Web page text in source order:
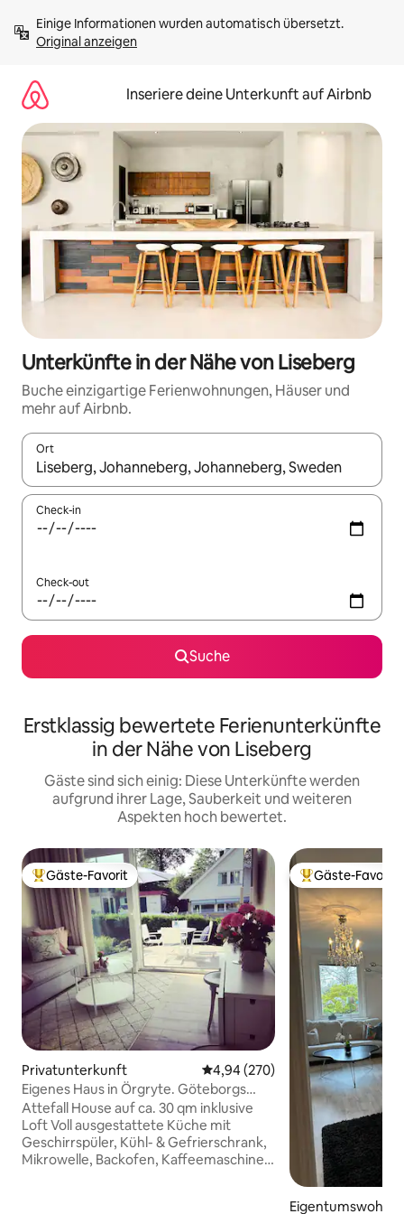
Inhalten
springenOriginal anzeigen
Inseriere deine Unterkunft auf Airbnb
Unterkünfte in der Nähe von Liseberg
Buche einzigartige Ferienwohnungen, Häuser und
mehr auf Airbnb.
Ort
Wenn Ergebnisse verfügbar sind, navigiere mit den
Check-in
Check-out
Suche
Erstklassig bewertete Ferienunterkünfte
in der Nähe von Liseberg
Gäste sind sich einig: Diese Unterkünfte werden
aufgrund ihrer Lage, Sauberkeit und weiteren
Aspekten hoch bewertet.
Beliebter Gäste-Favorit.
Gäste-Favorit
Privatunterkunft Durchschnittliche Bewertung:
4,94 (270)
Eigenes Haus in Örgryte. Göteborgs
beste Lage!
Attefall House auf ca. 30 qm inklusive
Loft Voll ausgestattete Küche mit
Geschirrspüler, Kühl- & Gefrierschrank,
Mikrowelle, Backofen, Kaffeemaschine
Beliebter Gäste-
Gäste-Favorit